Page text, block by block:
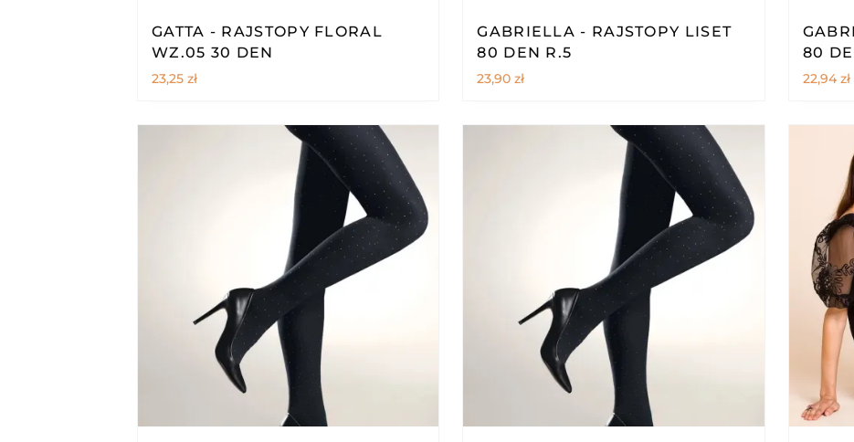
GATTA - RAJSTOPY FLORAL
WZ.05 30 DEN
23,25zł
GABRIELLA - RAJSTOPY LISET
80 DEN R.5
23,90zł
80
22,94 zł